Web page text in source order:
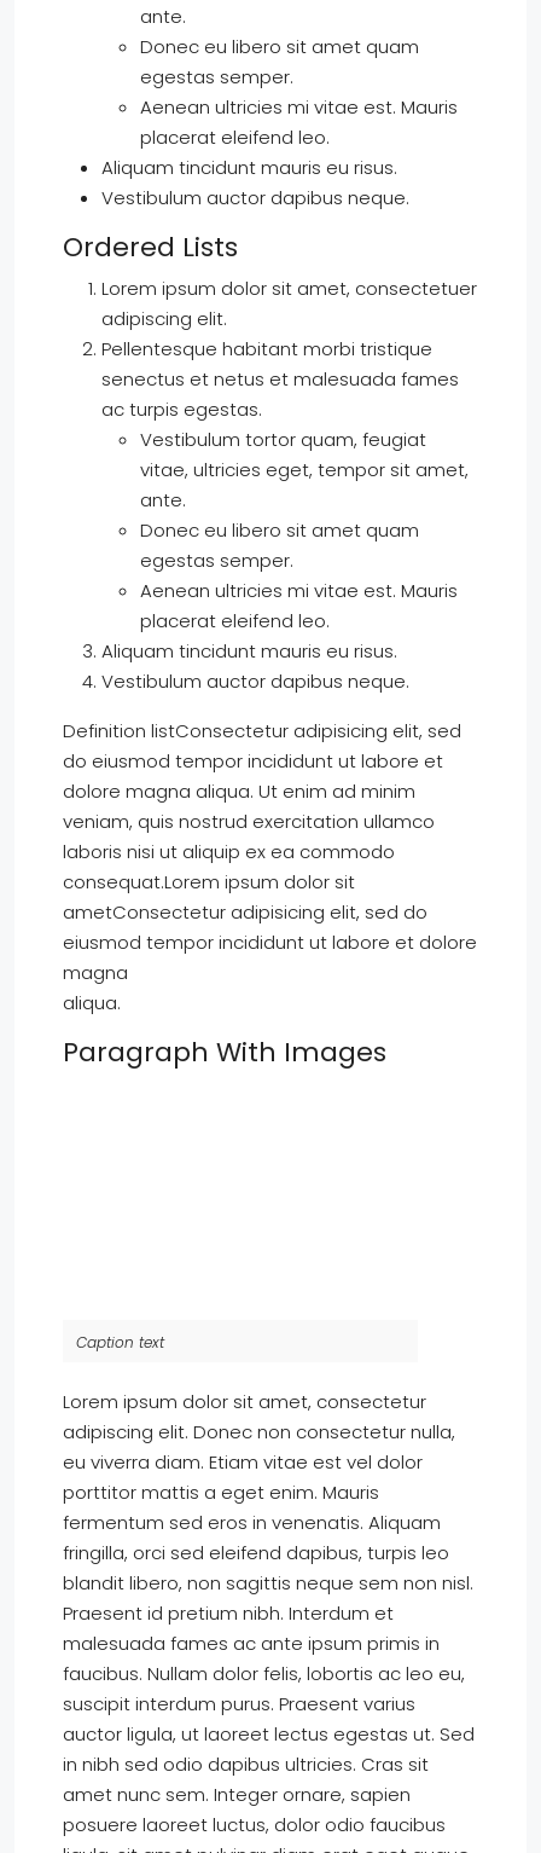
ante.
Donec eu libero sit amet quam
egestas semper.
Aenean ultricies mi vitae est. Mauris
placerat eleifend leo.
Aliquam tincidunt mauris eu risus.
Vestibulum auctor dapibus neque.
Ordered Lists
Lorem ipsum dolor sit amet, consectetuer
adipiscing elit.
Pellentesque habitant morbi tristique
senectus et netus et malesuada fames
ac turpis egestas.
Vestibulum tortor quam, feugiat
vitae, ultricies eget, tempor sit amet,
ante.
Donec eu libero sit amet quam
egestas semper.
Aenean ultricies mi vitae est. Mauris
placerat eleifend leo.
Aliquam tincidunt mauris eu risus.
Vestibulum auctor dapibus neque.
Definition listConsectetur adipisicing elit, sed
do eiusmod tempor incididunt ut labore et
dolore magna aliqua. Ut enim ad minim
veniam, quis nostrud exercitation ullamco
laboris nisi ut aliquip ex ea commodo
consequat.Lorem ipsum dolor sit
ametConsectetur adipisicing elit, sed do
eiusmod tempor incididunt ut labore et dolore
magna
aliqua.
Paragraph With Images
Caption text
Lorem ipsum dolor sit amet, consectetur
adipiscing elit. Donec non consectetur nulla,
eu viverra diam. Etiam vitae est vel dolor
porttitor mattis a eget enim. Mauris
fermentum sed eros in venenatis. Aliquam
fringilla, orci sed eleifend dapibus, turpis leo
blandit libero, non sagittis neque sem non nisl.
Praesent id pretium nibh. Interdum et
malesuada fames ac ante ipsum primis in
faucibus. Nullam dolor felis, lobortis ac leo eu,
suscipit interdum purus. Praesent varius
auctor ligula, ut laoreet lectus egestas ut. Sed
in nibh sed odio dapibus ultricies. Cras sit
amet nunc sem. Integer ornare, sapien
posuere laoreet luctus, dolor odio faucibus